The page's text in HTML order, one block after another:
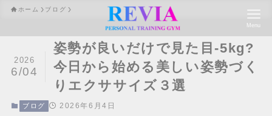
Menu
ホーム ブログ
姿勢が良いだけで見た目-5kg?
今日から始める美しい姿勢づく
りエクササイズ３選
2026
6/04
ブログ 2026年6月4日